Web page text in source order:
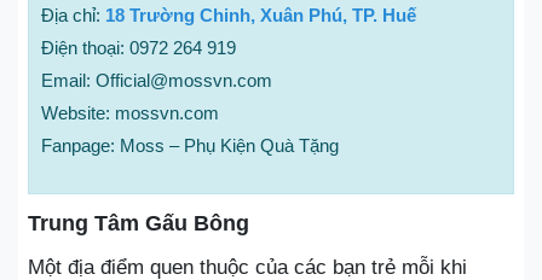
Địa chỉ: 18 Trường Chinh, Xuân Phú, TP. Huế
Điện thoại: 0972 264 919
Email: Official@mossvn.com
Website: mossvn.com
Fanpage: Moss – Phụ Kiện Quà Tặng
Trung Tâm Gấu Bông
Một địa điểm quen thuộc của các bạn trẻ mỗi khi